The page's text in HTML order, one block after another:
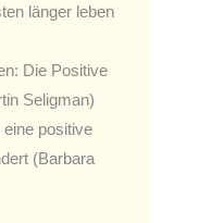
länger leben
Die Positive
Seligman)
positive
(Barbara